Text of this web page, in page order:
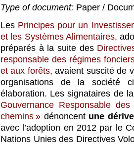
Type of document: Paper /
Les Principes pour un
et les Systèmes Alimentaires,
préparés à la suite des
responsable des régimes
et aux forêts, avaient suscité de
organisations de la société
élaboration. Les signataires de
Gouvernance Responsable
chemins » dénoncent une
avec l’adoption en 2012 par le
Nations Unies des Directives